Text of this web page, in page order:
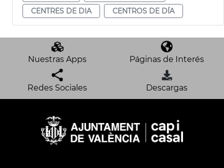
CENTRES DE DIA
CENTROS DE DÍA
Nuestras Apps Páginas de Interés
Redes Sociales Descargas